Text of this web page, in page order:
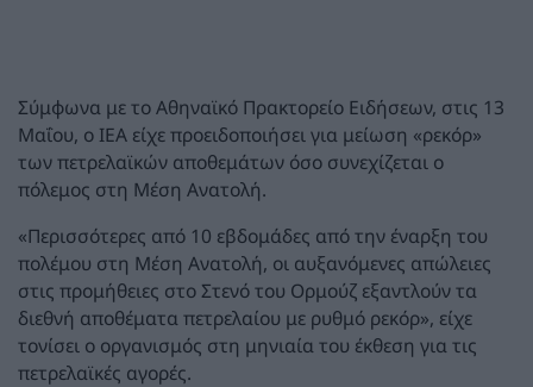
Σύμφωνα με το Αθηναϊκό Πρακτορείο Ειδήσεων, στις 13
Μαΐου, ο IEA είχε προειδοποιήσει για μείωση «ρεκόρ»
των πετρελαϊκών αποθεμάτων όσο συνεχίζεται ο
πόλεμος στη Μέση Ανατολή.
«Περισσότερες από 10 εβδομάδες από την έναρξη του
πολέμου στη Μέση Ανατολή, οι αυξανόμενες απώλειες
στις προμήθειες στο Στενό του Ορμούζ εξαντλούν τα
διεθνή αποθέματα πετρελαίου με ρυθμό ρεκόρ», είχε
τονίσει ο οργανισμός στη μηνιαία του έκθεση για τις
πετρελαϊκές αγορές.